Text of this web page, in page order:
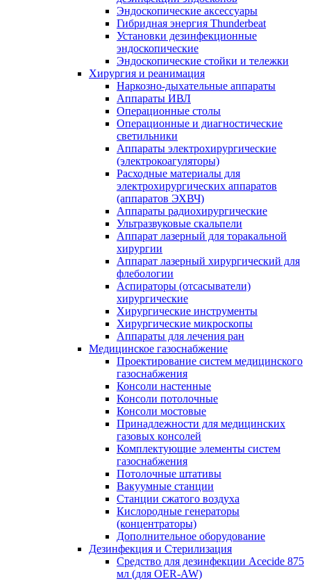
Эндоскопические аксессуары
Гибридная энергия Thunderbeat
Установки дезинфекционные
эндоскопические
Эндоскопические стойки и тележки
Хирургия и реанимация
Наркозно-дыхательные аппараты
Аппараты ИВЛ
Операционные столы
Операционные и диагностические
светильники
Аппараты электрохирургические
(электрокоагуляторы)
Расходные материалы для
электрохирургических аппаратов
(аппаратов ЭХВЧ)
Аппараты радиохирургические
Ультразвуковые скальпели
Аппарат лазерный для торакальной
хирургии
Аппарат лазерный хирургический для
флебологии
Аспираторы (отсасыватели)
хирургические
Хирургические инструменты
Хирургические микроскопы
Аппараты для лечения ран
Медицинское газоснабжение
Проектирование систем медицинского
газоснабжения
Консоли настенные
Консоли потолочные
Консоли мостовые
Принадлежности для медицинских
газовых консолей
Комплектующие элементы систем
газоснабжения
Потолочные штативы
Вакуумные станции
Станции сжатого воздуха
Кислородные генераторы
(концентраторы)
Дополнительное оборудование
Дезинфекция и Стерилизация
Средство для дезинфекции Acecide 875
мл (для OER-AW)